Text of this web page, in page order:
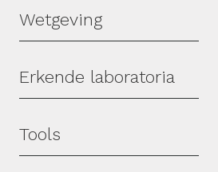
Wetgeving
Erkende laboratoria
Tools